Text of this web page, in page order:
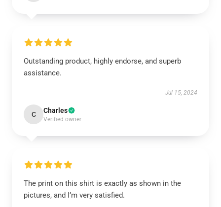
Outstanding product, highly endorse, and superb
assistance.
Jul 15, 2024
C Charles
Verified owner
The print on this shirt is exactly as shown in the
pictures, and I’m very satisfied.